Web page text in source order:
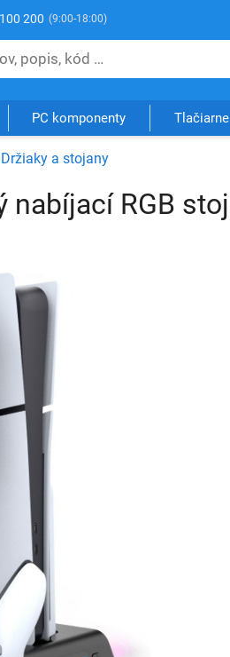
200 (9:00-18:00)
PC komponenty
Držiaky a stojany
RGB